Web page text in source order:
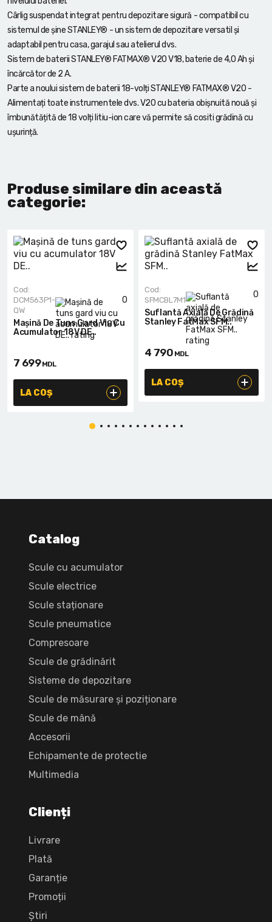
Cârlig suspendat integrat pentru depozitare sigură - compatibil cu
sistemul de șine STANLEY® - un sistem de depozitare versatil și
adaptabil pentru casa, garajul sau atelierul dvs.
Sistem de baterii STANLEY® FATMAX® V20 V18, baterie de 4,0 Ah și
încărcător de 2 A.
Parte a noului sistem de baterii 18-volți STANLEY® FATMAX® V20 -
Alimentați toate instrumentele dvs. V20 cu bateria obișnuită nouă și
îmbunătățită de 18 volți litiu-ion care vă permite să cositi grădină cu
ușurință.
Produse similare din această
categorie:
0
Cod:
DCM563P1-
QW
Mașină De Tuns Gard Viu Cu
Acumulator 18V DE..
7 699 MDL
LA COȘ
0
Cod:
SFMCBL7M1
Suflantă Axială De Grădină
Stanley FatMax SFM..
4 790 MDL
LA COȘ
Catalog
Scule cu acumulator
Scule electrice
Scule staționare
Scule pneumatice
Compresoare
Scule de grădinărit
Sisteme de depozitare
Scule de măsurare și poziționare
Scule de mână
Accesorii
Echipamente de protectie
Multimedia
Clienți
Livrare
Plată
Garanție
Promoții
Știri